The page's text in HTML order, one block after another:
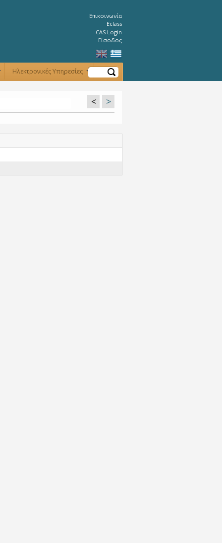
Επικοινωνία
Eclass
CAS Login
Είσοδος
+
Ηλεκτρονικές Υπηρεσίες Αναζήτηση
< >